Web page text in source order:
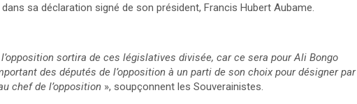
sa déclaration signé de son président, Francis Hubert Aubame.
sortira de ces législatives divisée, car ce sera pour Ali Bongo
des députés de l’opposition à un parti de son choix pour désigner par
chef de l’opposition », soupçonnent les Souverainistes.